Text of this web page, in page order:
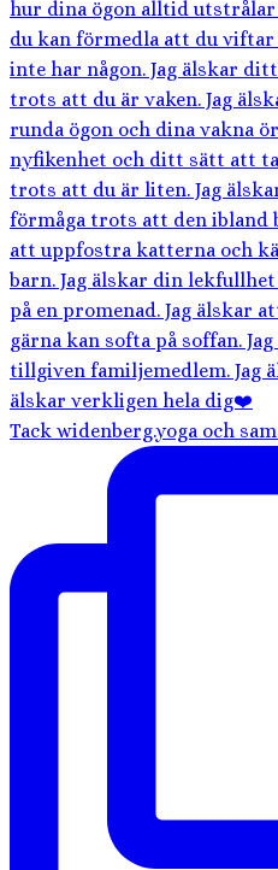
Tack widenberg.yoga och